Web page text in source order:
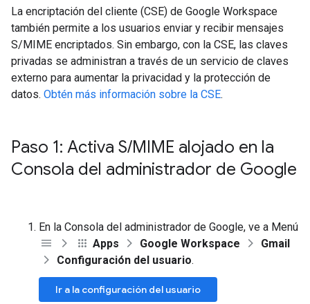
La encriptación del cliente (CSE) de Google Workspace
también permite a los usuarios enviar y recibir mensajes
S/MIME encriptados. Sin embargo, con la CSE, las claves
privadas se administran a través de un servicio de claves
externo para aumentar la privacidad y la protección de
datos. Obtén más información sobre la CSE.
Paso 1: Activa S/MIME alojado en la
Consola del administrador de Google
En la Consola del administrador de Google, ve a Menú
Apps
Google Workspace
Gmail
Configuración del usuario.
Ir a la configuración del usuario